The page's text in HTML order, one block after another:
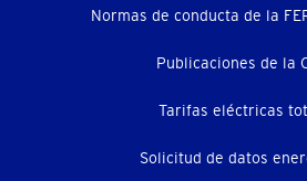
menu
secundario)
Normas de conducta de la
Publicaciones de la
Tarifas eléctricas
Solicitud de datos